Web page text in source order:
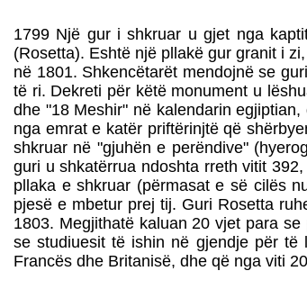
1799 Një gur i shkruar u gjet nga
(Rosetta). Eshtë një pllakë gur granit i
në 1801. Shkencëtarët mendojnë se
të ri. Dekreti për këtë monument u
dhe "18 Meshir" në kalendarin
nga emrat e katër priftërinjtë që
shkruar në "gjuhën e perëndive"
guri u shkatërrua ndoshta rreth vitit
pllaka e shkruar (përmasat e së cilës
pjesë e mbetur prej tij. Guri Rosetta
1803. Megjithatë kaluan 20 vjet para
se studiuesit të ishin në gjendje për të
Francës dhe Britanisë, dhe që nga viti